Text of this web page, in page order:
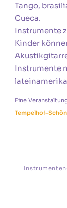
Tango,
Cueca.
Instrumente
Kinder
Instrumente
Eine
Tempelhof-